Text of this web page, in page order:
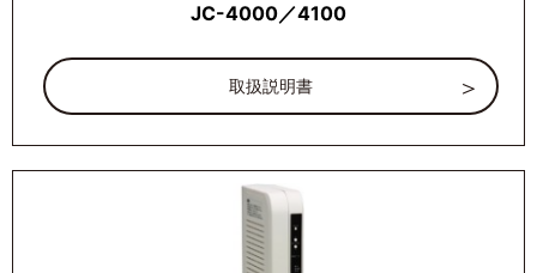
JC-4000／4100
取扱説明書